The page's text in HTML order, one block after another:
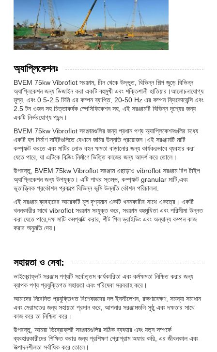
অ্যাপ্লিকেশনঃ
BVEM 75kw Vibroflot সরঞ্জাম, চীন থেকে উদ্ভূত, বিভিন্ন শিল্প জুড়ে বিভিন্ন
অ্যাপ্লিকেশন জন্য ডিজাইন করা একটি বহুমুখী এবং শক্তিশালী হাতিয়ার।আলোচনাযোগ্য
মূল্য, এবং 0.5-2.5 মিমি এর কম্পন ব্যাপ্তি, 20-50 Hz এর কম্পন ফ্রিকোয়েন্সি এবং
2.5 টন ওজন সহ চিত্তাকর্ষক স্পেসিফিকেশন সহ, এই সরঞ্জামটি বিভিন্ন দৃশ্যের জন্য
একটি নির্ভরযোগ্য পছন্দ।
BVEM 75kw Vibroflot সরঞ্জামগুলির জন্য প্রধান পণ্য অ্যাপ্লিকেশনগুলির মধ্যে
একটি হল নির্মাণ সাইটগুলিতে যেখানে জমির উন্নতি প্রয়োজন।এই সরঞ্জামটি মাটি
কম্প্যাক্ট করতে এবং মাটির লোড বহন ক্ষমতা বাড়ানোর জন্য কার্যকরভাবে ব্যবহার করা
যেতে পারে, যা এটিকে বিল্ডিং নির্মাণে ভিত্তি কাজের জন্য আদর্শ করে তোলে।
উপরন্তু, BVEM 75kw Vibroflot সরঞ্জাম এছাড়াও vibroflot সরঞ্জাম রিগ টাইপ
অ্যাপ্লিকেশন জন্য উপযুক্ত। এটি পাথর স্তম্ভ, কম্প্যাক্ট granular মাটি,এবং
ভূতাত্ত্বিক প্রকৌশল প্রকল্পে বিভিন্ন ভূমি উন্নতি কৌশল পরিচালনা.
এই সরঞ্জাম ব্যবহারের আরেকটি মূল দৃশ্যমান একটি খননকারীর সাথে একত্রে। একটি
খননকারীর সাথে vibroflot সরঞ্জাম সংযুক্ত করে, সরঞ্জাম বহুমুখিতা এবং পরিসীমা উন্নত
করা যেতে পারে,দক্ষ মাটি কমপ্যাক্ট করার, শীট পিল ড্রাইভিং এবং অন্যান্য কম্পন কাজ
করার অনুমতি দেয়।
সহায়তা ও সেবা:
ভাইব্রোফ্লট সরঞ্জাম পণ্যটি সর্বোত্তম কার্যকারিতা এবং কর্মক্ষমতা নিশ্চিত করার জন্য
ব্যাপক পণ্য প্রযুক্তিগত সহায়তা এবং পরিষেবা সরবরাহ করে।
আমাদের নিবেদিত প্রযুক্তিগত বিশেষজ্ঞদের দল ইনস্টলেশন, রক্ষণাবেক্ষণ, সমস্যা সমাধান
এবং মেরামতের জন্য সহায়তা প্রদান করে, আপনার সরঞ্জামগুলি সুষ্ঠু এবং দক্ষতার সাথে
কাজ করে তা নিশ্চিত করে।
উপরন্তু, আমরা ভিব্রোফ্লট সরঞ্জামগুলির সঠিক ব্যবহার এবং যত্ন সম্পর্কে
ব্যবহারকারীদের শিক্ষিত করার জন্য প্রশিক্ষণ প্রোগ্রাম অফার করি, এর জীবনকাল এবং
উত্পাদনশীলতা সর্বাধিক করে তোলে।